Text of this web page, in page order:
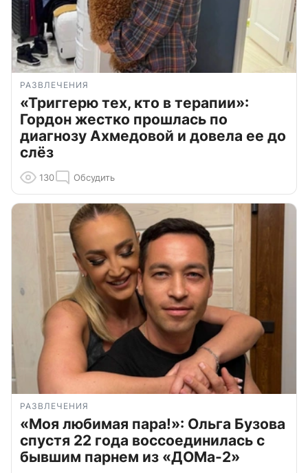
РАЗВЛЕЧЕНИЯ
«Триггерю тех, кто в терапии»:
Гордон жестко прошлась по
диагнозу Ахмедовой и довела ее до
слёз
130 Обсудить
РАЗВЛЕЧЕНИЯ
«Моя любимая пара!»: Ольга Бузова
спустя 22 года воссоединилась с
бывшим парнем из «ДОМа-2»